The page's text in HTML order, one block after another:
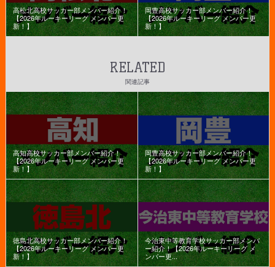
高松北高校サッカー部メンバー紹介！
【2026年ルーキーリーグ メンバー更
新！】
岡豊高校サッカー部メンバー紹介！
【2026年ルーキーリーグ メンバー更
新！】
RELATED
関連記事
高知高校サッカー部メンバー紹介！
【2026年ルーキーリーグ メンバー更
新！】
岡豊高校サッカー部メンバー紹介！
【2026年ルーキーリーグ メンバー更
新！】
徳島北高校サッカー部メンバー紹介！
【2026年ルーキーリーグ メンバー更
新！】
今治東中等教育学校サッカー部メンバ
ー紹介！【2026年ルーキーリーグ メ
ンバー更...